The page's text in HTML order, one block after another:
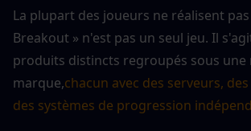
La plupart des joueurs ne réalisent
Breakout » n'est pas un seul jeu. Il
produits distincts regroupés sous une
marque,chacun avec des serveurs,
des systèmes de progression